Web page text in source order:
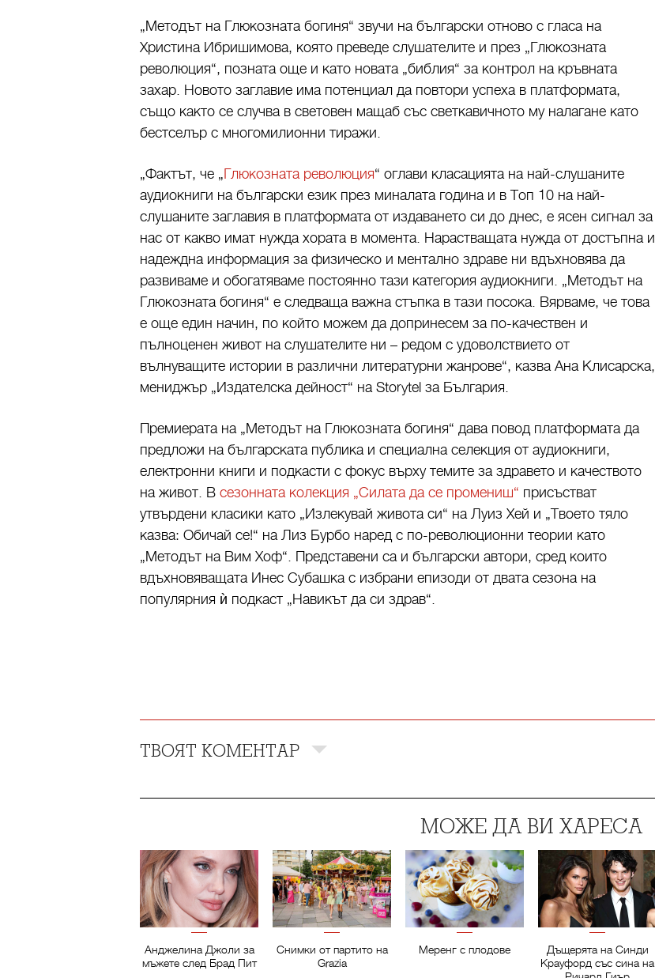
„Методът на Глюкозната богиня“ звучи на български отново с гласа на
Христина Ибришимова, която преведе слушателите и през „Глюкозната
революция“, позната още и като новата „библия“ за контрол на кръвната
захар. Новото заглавие има потенциал да повтори успеха в платформата,
също както се случва в световен мащаб със светкавичното му налагане като
бестселър с многомилионни тиражи.
„Фактът, че „Глюкозната революция“ оглави класацията на най-слушаните
аудиокниги на български език през миналата година и в Топ 10 на най-
слушаните заглавия в платформата от издаването си до днес, е ясен сигнал за
нас от какво имат нужда хората в момента. Нарастващата нужда от достъпна и
надеждна информация за физическо и ментално здраве ни вдъхновява да
развиваме и обогатяваме постоянно тази категория аудиокниги. „Методът на
Глюкозната богиня“ е следваща важна стъпка в тази посока. Вярваме, че това
е още един начин, по който можем да допринесем за по-качествен и
пълноценен живот на слушателите ни – редом с удоволствието от
вълнуващите истории в различни литературни жанрове“, казва Ана Клисарска,
мениджър „Издателска дейност“ на Storytel за България.
Премиерата на „Методът на Глюкозната богиня“ дава повод платформата да
предложи на българската публика и специална селекция от аудиокниги,
електронни книги и подкасти с фокус върху темите за здравето и качеството
на живот. В сезонната колекция „Силата да се промениш“ присъстват
утвърдени класики като „Излекувай живота си“ на Луиз Хей и „Твоето тяло
казва: Обичай се!“ на Лиз Бурбо наред с по-революционни теории като
„Методът на Вим Хоф“. Представени са и български автори, сред които
вдъхновяващата Инес Субашка с избрани епизоди от двата сезона на
популярния ѝ подкаст „Навикът да си здрав“.
ТВОЯТ КОМЕНТАР
МОЖЕ ДА ВИ ХАРЕСА
Анджелина Джоли за
мъжете след Брад Пит
Снимки от партито на
Grazia
Меренг с плодове
Дъщерята на Синди
Крауфорд със сина на